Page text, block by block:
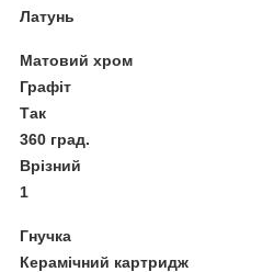
Латунь
Матовий хром
Графіт
Так
360 град.
Врізний
1
Гнучка
Керамічний картридж